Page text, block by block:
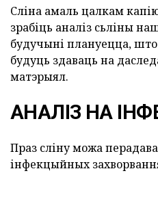
Сліна амаль цалкам
зрабіць аналіз сьліны
будучыні плануецца,
будуць здаваць на
матэрыял.
АНАЛІЗ НА
Праз сліну можа
інфекцыйных